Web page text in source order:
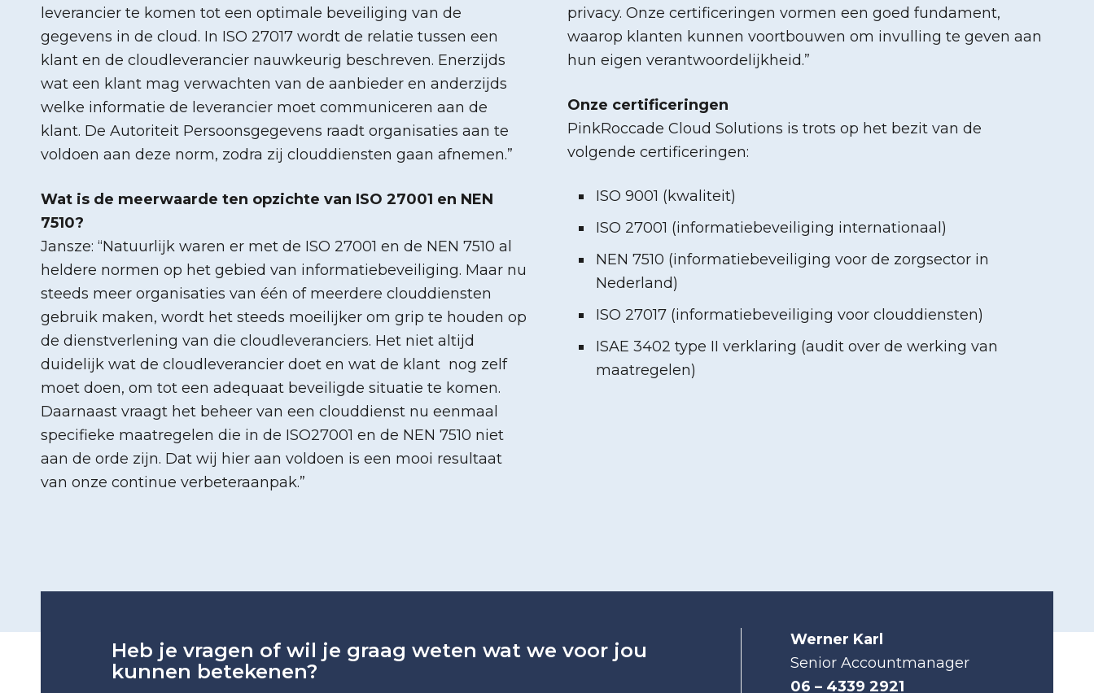
leverancier te komen tot een optimale beveiliging van de
gegevens in de cloud. In ISO 27017 wordt de relatie tussen een
klant en de cloudleverancier nauwkeurig beschreven. Enerzijds
wat een klant mag verwachten van de aanbieder en anderzijds
welke informatie de leverancier moet communiceren aan de
klant. De Autoriteit Persoonsgegevens raadt organisaties aan te
voldoen aan deze norm, zodra zij clouddiensten gaan afnemen.”
Wat is de meerwaarde ten opzichte van ISO 27001 en NEN
7510?
Jansze: “Natuurlijk waren er met de ISO 27001 en de NEN 7510 al
heldere normen op het gebied van informatiebeveiliging. Maar nu
steeds meer organisaties van één of meerdere clouddiensten
gebruik maken, wordt het steeds moeilijker om grip te houden op
de dienstverlening van die cloudleveranciers. Het niet altijd
duidelijk wat de cloudleverancier doet en wat de klant nog zelf
moet doen, om tot een adequaat beveiligde situatie te komen.
Daarnaast vraagt het beheer van een clouddienst nu eenmaal
specifieke maatregelen die in de ISO27001 en de NEN 7510 niet
aan de orde zijn. Dat wij hier aan voldoen is een mooi resultaat
van onze continue verbeteraanpak.”
privacy. Onze certificeringen vormen een goed fundament,
waarop klanten kunnen voortbouwen om invulling te geven aan
hun eigen verantwoordelijkheid.”
Onze certificeringen
PinkRoccade Cloud Solutions is trots op het bezit van de
volgende certificeringen:
ISO 9001 (kwaliteit)
ISO 27001 (informatiebeveiliging internationaal)
NEN 7510 (informatiebeveiliging voor de zorgsector in
Nederland)
ISO 27017 (informatiebeveiliging voor clouddiensten)
ISAE 3402 type II verklaring (audit over de werking van
maatregelen)
Heb je vragen of wil je graag weten wat we voor jou
kunnen betekenen?
Werner Karl
Senior Accountmanager
06 – 4339 2921